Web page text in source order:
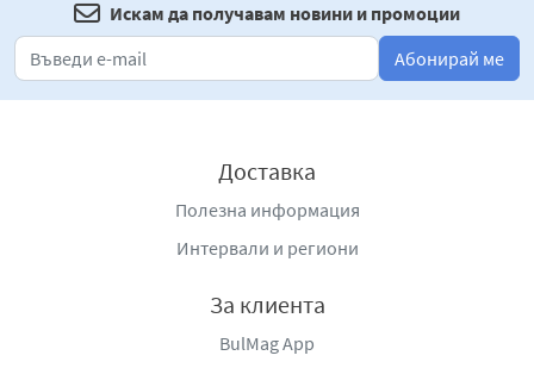
Искам да получавам новини и промоции
Абонирай ме
Доставка
Полезна информация
Интервали и региони
За клиента
BulMag App